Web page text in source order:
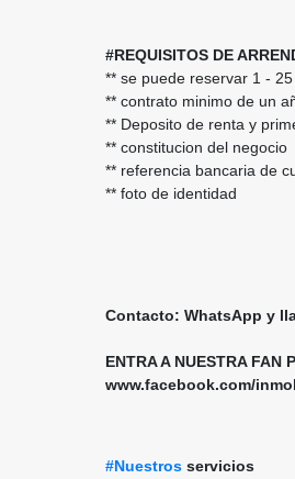
#REQUISITOS DE
** se puede reservar 1 -
** contrato minimo de un
** Deposito de renta y
** constitucion del negocio
** referencia bancaria de
** foto de identidad
Contacto: WhatsApp y
ENTRA A NUESTRA FAN
www.facebook.com/
#Nuestros servicios